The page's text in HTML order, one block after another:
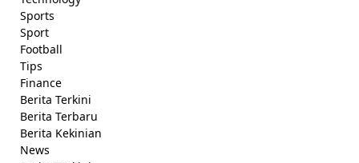
Sports
Sport
Football
Tips
Finance
Berita Terkini
Berita Terbaru
Berita Kekinian
News